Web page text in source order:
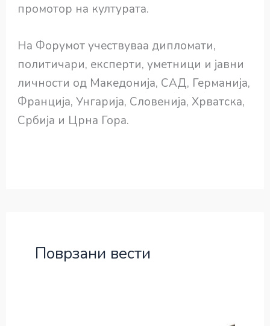
промотор на културата.
На Форумот учествуваа дипломати,
политичари, експерти, уметници и јавни
личности од Македонија, САД, Германија,
Франција, Унгарија, Словенија, Хрватска,
Србија и Црна Гора.
Поврзани вести